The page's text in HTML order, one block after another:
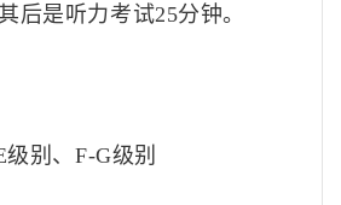
后是听力考试25分钟。
别、F-G级别